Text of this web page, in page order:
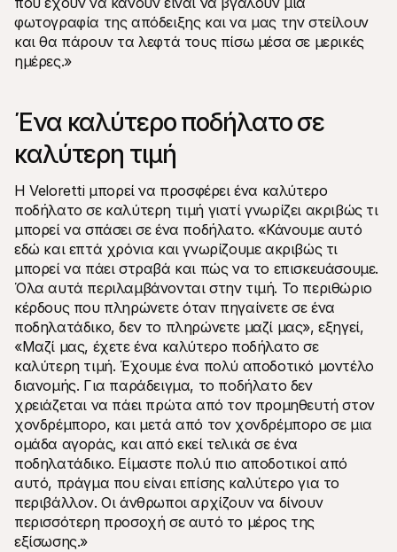
φωτογραφία της απόδειξης και να μας την στείλουν
και θα πάρουν τα λεφτά τους πίσω μέσα σε μερικές
ημέρες.»
Ένα καλύτερο ποδήλατο σε
καλύτερη τιμή
Η Veloretti μπορεί να προσφέρει ένα καλύτερο
ποδήλατο σε καλύτερη τιμή γιατί γνωρίζει ακριβώς τι
μπορεί να σπάσει σε ένα ποδήλατο. «Κάνουμε αυτό
εδώ και επτά χρόνια και γνωρίζουμε ακριβώς τι
μπορεί να πάει στραβά και πώς να το επισκευάσουμε.
Όλα αυτά περιλαμβάνονται στην τιμή. Το περιθώριο
κέρδους που πληρώνετε όταν πηγαίνετε σε ένα
ποδηλατάδικο, δεν το πληρώνετε μαζί μας», εξηγεί,
«Μαζί μας, έχετε ένα καλύτερο ποδήλατο σε
καλύτερη τιμή. Έχουμε ένα πολύ αποδοτικό μοντέλο
διανομής. Για παράδειγμα, το ποδήλατο δεν
χρειάζεται να πάει πρώτα από τον προμηθευτή στον
χονδρέμπορο, και μετά από τον χονδρέμπορο σε μια
ομάδα αγοράς, και από εκεί τελικά σε ένα
ποδηλατάδικο. Είμαστε πολύ πιο αποδοτικοί από
αυτό, πράγμα που είναι επίσης καλύτερο για το
περιβάλλον. Οι άνθρωποι αρχίζουν να δίνουν
περισσότερη προσοχή σε αυτό το μέρος της
εξίσωσης.»